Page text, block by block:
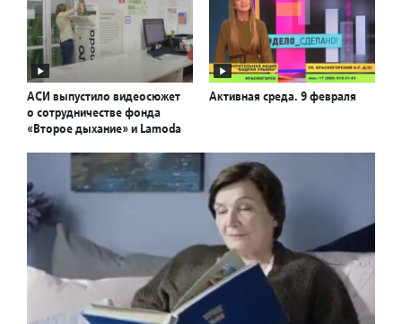
АСИ выпустило видеосюжет
о сотрудничестве фонда
«Второе дыхание» и Lamoda
Активная среда. 9 февраля